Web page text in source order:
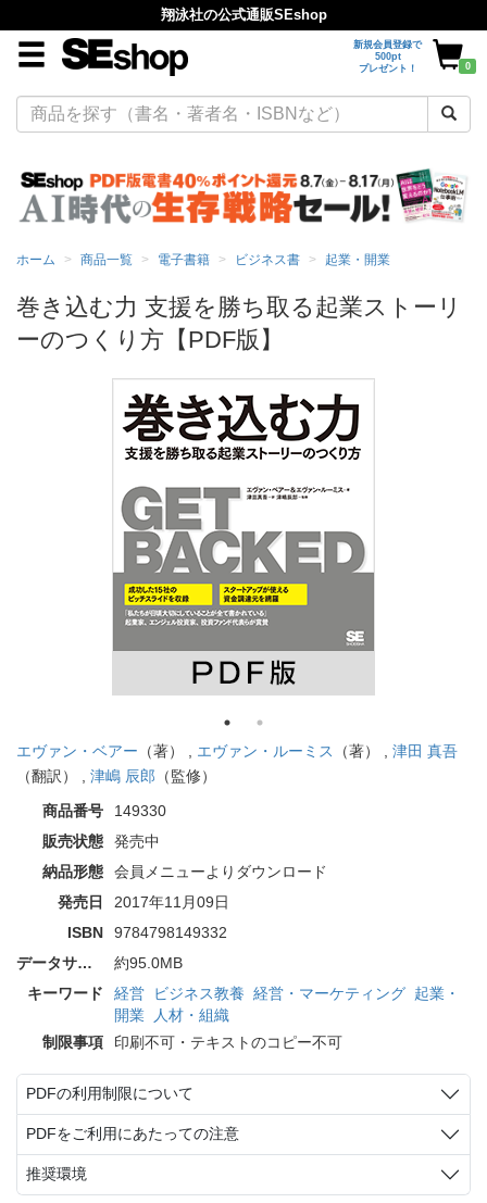
翔泳社の公式通販SEshop
新規会員登録で
500pt
プレゼント！
0
ホーム 商品一覧 電子書籍 ビジネス書 起業・開業
巻き込む力 支援を勝ち取る起業ストーリ
ーのつくり方【PDF版】
エヴァン・ベアー （著） , エヴァン・ルーミス （著） , 津田 真吾
（翻訳） , 津嶋 辰郎 （監修）
商品番号
149330
販売状態
発売中
納品形態
会員メニューよりダウンロード
発売日
2017年11月09日
ISBN
9784798149332
データサイズ
約95.0MB
キーワード
経営 ビジネス教養 経営・マーケティング 起業・
開業
人材・組織
制限事項
印刷不可・テキストのコピー不可
PDFの利用制限について
PDFをご利用にあたっての注意
推奨環境